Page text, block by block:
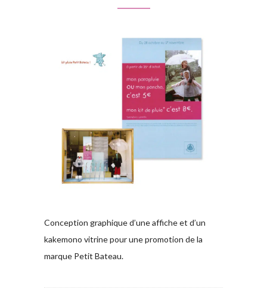
Conception graphique d’une affiche et d’un
kakemono vitrine pour une promotion de la
marque Petit Bateau.